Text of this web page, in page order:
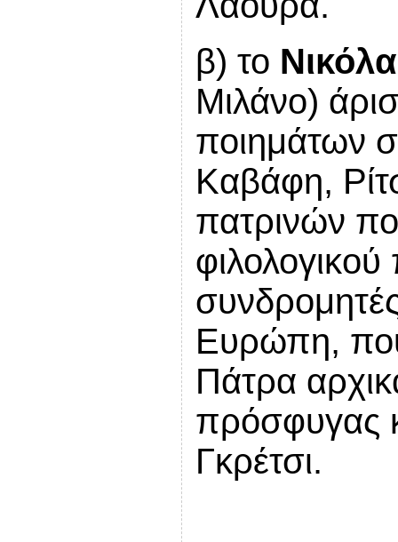
β) το
Μιλάνο)
ποιημάτων
Καβάφη,
πατρινών
Ευρώπη,
Πάτρα
πρόσφυγας
Γκρέτσι.